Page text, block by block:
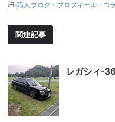
-職人ブログ・プロフィール・コ
関連記事
レガシィ-